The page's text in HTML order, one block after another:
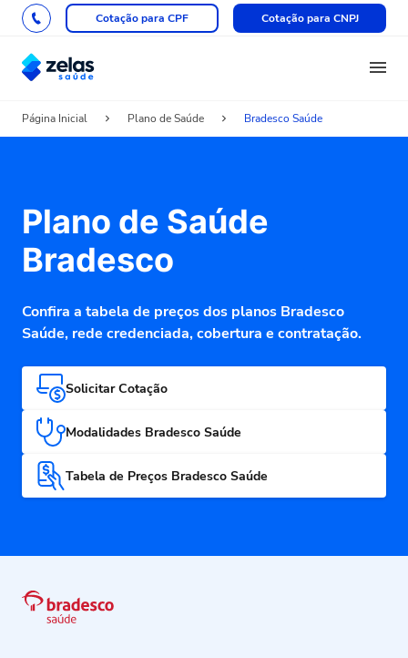
Cotação para CPF Cotação para CNPJ
Página Inicial Plano de Saúde Bradesco Saúde
Plano de Saúde
Bradesco
Confira a tabela de preços dos planos Bradesco
Saúde, rede credenciada, cobertura e contratação.
Solicitar Cotação
Modalidades Bradesco Saúde
Tabela de Preços Bradesco Saúde